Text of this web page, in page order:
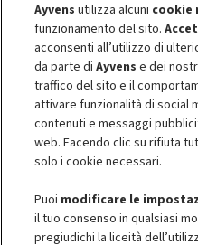
Auto elettriche
rapida: i modelli
15 ottobre 2025-3 min per
Ayvens utilizza alcuni cookie
funzionamento del sito.
acconsenti all’utilizzo di
da parte diAyvens e dei
traffico del sito e il
attivare funzionalità di social
contenuti e messaggi
web. Facendo clic su rifiuta
solo i cookie necessari.
Puoi modificare le
il tuo consenso in qualsiasi
pregiudichi la liceità